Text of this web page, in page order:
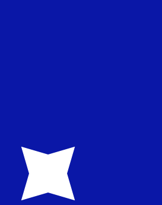
tasso quando invierai del